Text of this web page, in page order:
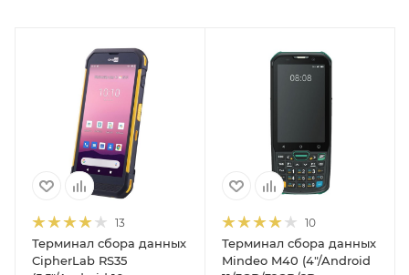
13
Терминал сбора данных
CipherLab RS35
10
Терминал сбора данных
Mindeo M40 (4"/Android